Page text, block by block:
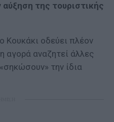
της τουριστικής
Κουκάκι οδεύει πλέον
αγορά αναζητεί άλλες
την ίδια